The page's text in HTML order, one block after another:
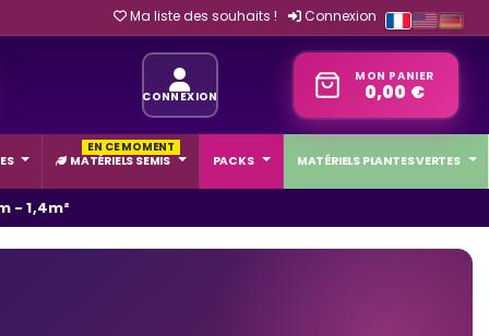
Connexion
Ma liste des souhaits !
MON PANIER
0,00 €
CONNEXION
MATÉRIELS SEMIS
EN CE MOMENT
PACKS
MATÉRIELS PLANTES VERTES
- 1,4m²